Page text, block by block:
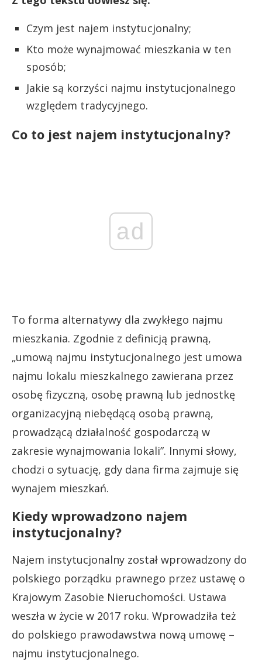
Czym jest najem instytucjonalny;
Kto może wynajmować mieszkania w ten
sposób;
Jakie są korzyści najmu instytucjonalnego
względem tradycyjnego.
Co to jest najem instytucjonalny?
ad
To forma alternatywy dla zwykłego najmu
mieszkania. Zgodnie z definicją prawną,
„umową najmu instytucjonalnego jest umowa
najmu lokalu mieszkalnego zawierana przez
osobę fizyczną, osobę prawną lub jednostkę
organizacyjną niebędącą osobą prawną,
prowadzącą działalność gospodarczą w
zakresie wynajmowania lokali”. Innymi słowy,
chodzi o sytuację, gdy dana firma zajmuje się
wynajem mieszkań.
Kiedy wprowadzono najem
instytucjonalny?
Najem instytucjonalny został wprowadzony do
polskiego porządku prawnego przez ustawę o
Krajowym Zasobie Nieruchomości. Ustawa
weszła w życie w 2017 roku. Wprowadziła też
do polskiego prawodawstwa nową umowę –
najmu instytucjonalnego.